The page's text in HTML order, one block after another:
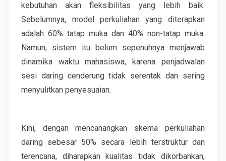
kebutuhan akan fleksibilitas yang lebih baik.
Sebelumnya, model perkuliahan yang diterapkan
adalah 60% tatap muka dan 40% non-tatap muka.
Namun, sistem itu belum sepenuhnya menjawab
dinamika waktu mahasiswa, karena penjadwalan
sesi daring cenderung tidak serentak dan sering
menyulitkan penyesuaian.
Kini, dengan mencanangkan skema perkuliahan
daring sebesar 50% secara lebih terstruktur dan
terencana, diharapkan kualitas tidak dikorbankan,